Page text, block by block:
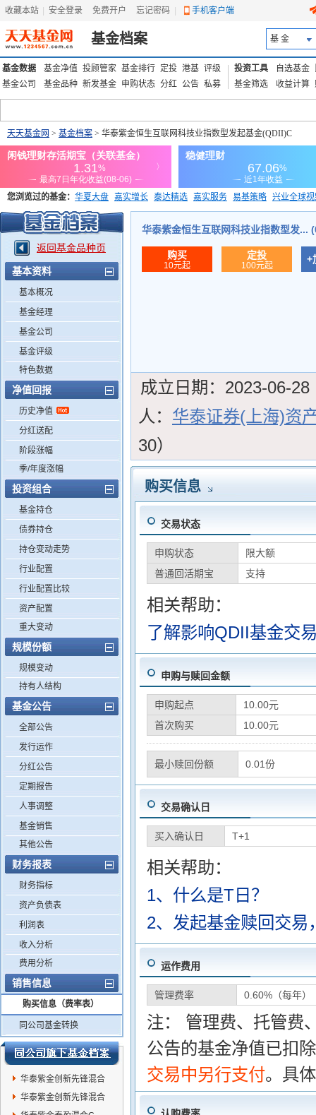
收藏本站 安全登录 免费开户 忘记密码 手机客户端
基金档案 基 金
基金数据 基金净值 投顾管家 基金排行 定投 港基 评级
基金公司
基金品种 新发基金 申购状态 分红 公告 私募
投资工具 自选基金
基金筛选
收益计算
天天基金网 > 基金档案 > 华泰紫金恒生互联网科技业指数型发起基金(QDII)C
您浏览过的基金： 华夏大盘 嘉实增长 泰达精选 嘉实服务 易基策略 兴业全球
添富优势 华安宏利 上证180价值ETF
返回基金品种页
基本资料
基本概况
基金经理
基金公司
基金评级
特色数据
净值回报
历史净值
分红送配
阶段涨幅
季/年度涨幅
投资组合
基金持仓
债券持仓
持仓变动走势
行业配置
行业配置比较
资产配置
重大变动
规模份额
规模变动
持有人结构
基金公告
全部公告
发行运作
分红公告
定期报告
人事调整
基金销售
其他公告
财务报表
财务指标
资产负债表
利润表
收入分析
费用分析
销售信息
购买信息（费率表）
同公司基金转换
华泰紫金创新先锋混合
(LOF)C
华泰紫金创新先锋混合
华泰紫金恒生互联网科技业指数型发...
购买
10元起
定投
100元起
+
成立日期： 2023-06-28
人： 华泰证券(上海)资
30）
购买信息
交易状态
申购状态
限大额
普通回活期宝
支持
相关帮助：
了解影响QDII基金交
申购与赎回金额
申购起点
10.00元
首次购买
10.00元
最小赎回份额 0.01份
交易确认日
买入确认日 T+1
相关帮助：
1、什么是T日？
2、发起基金赎回交易
运作费用
管理费率 0.60%（每年）
注： 管理费、托管费
公告的基金净值已扣
交易中另行支付。具